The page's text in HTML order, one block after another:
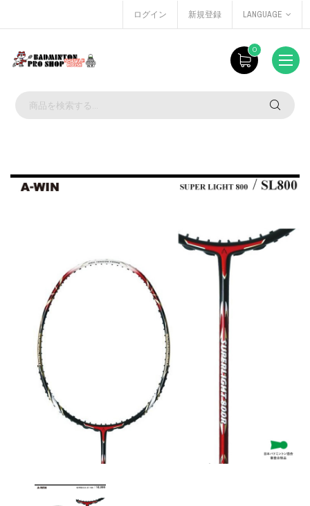
ログイン 新規登録 LANGUAGE
0